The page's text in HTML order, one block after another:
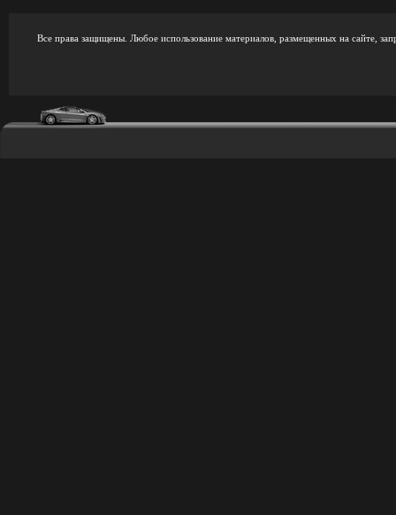
Все права защищены. Любое использование материалов, размещенных на сайте,